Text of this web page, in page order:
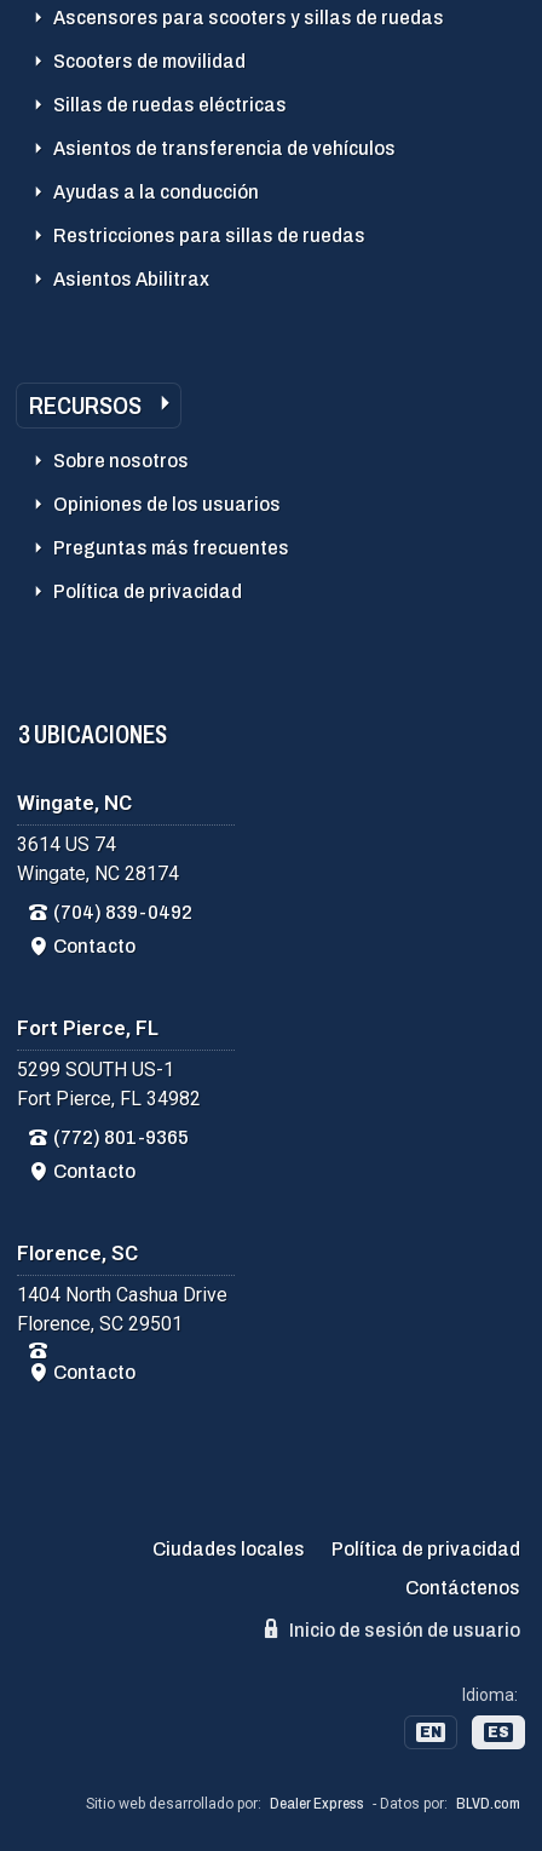
Ascensores para scooters y sillas de ruedas
Scooters de movilidad
Sillas de ruedas eléctricas
Asientos de transferencia de vehículos
Ayudas a la conducción
Restricciones para sillas de ruedas
Asientos Abilitrax
RECURSOS
Sobre nosotros
Opiniones de los usuarios
Preguntas más frecuentes
Política de privacidad
3 UBICACIONES
Wingate, NC
3614 US 74
Wingate, NC 28174
(704) 839-0492
Contacto
Fort Pierce, FL
5299 SOUTH US-1
Fort Pierce, FL 34982
(772) 801-9365
Contacto
Florence, SC
1404 North Cashua Drive
Florence, SC 29501
Contacto
Ciudades locales
Política de privacidad
Contáctenos
Inicio de sesión de usuario
Idioma:
EN ES
Sitio web desarrollado por: Dealer Express - Datos por: BLVD.com